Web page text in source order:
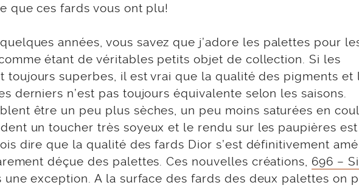
que ces fards vous ont plu!
années, vous savez que j’adore les palettes pour
étant de véritables petits objet de collection. Si les
toujours superbes, il est vrai que la qualité des pigments et
derniers n’est pas toujours équivalente selon les saisons.
être un peu plus sèches, un peu moins saturées en
un toucher très soyeux et le rendu sur les paupières est
dire que la qualité des fards Dior s’est définitivement
déçue des palettes. Ces nouvelles créations, 696 –
une exception. A la surface des fards des deux palettes on